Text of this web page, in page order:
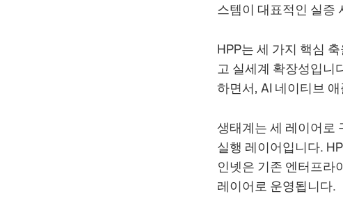
스템이 대표적인 실증
HPP는 세 가지 핵심
고 실세계 확장성입니
하면서, AI 네이티브
생태계는 세 레이어로
실행 레이어입니다.
인넷은 기존 엔터프라
레이어로 운영됩니다.